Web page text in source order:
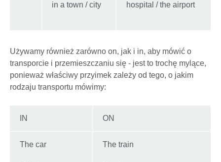
in a town / city
hospital / the airport
Używamy również zarówno on, jak i in, aby mówić o
transporcie i przemieszczaniu się - jest to trochę mylące,
ponieważ właściwy przyimek zależy od tego, o jakim
rodzaju transportu mówimy:
IN ON
The car The train